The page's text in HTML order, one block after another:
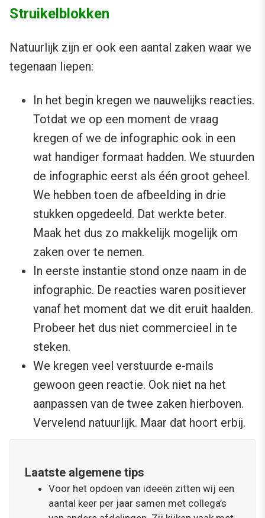
Struikelblokken
Natuurlijk zijn er ook een aantal zaken waar we
tegenaan liepen:
In het begin kregen we nauwelijks reacties.
Totdat we op een moment de vraag
kregen of we de infographic ook in een
wat handiger formaat hadden. We stuurden
de infographic eerst als één groot geheel.
We hebben toen de afbeelding in drie
stukken opgedeeld. Dat werkte beter.
Maak het dus zo makkelijk mogelijk om
zaken over te nemen.
In eerste instantie stond onze naam in de
infographic. De reacties waren positiever
vanaf het moment dat we dit eruit haalden.
Probeer het dus niet commercieel in te
steken.
We kregen veel verstuurde e-mails
gewoon geen reactie. Ook niet na het
aanpassen van de twee zaken hierboven.
Vervelend natuurlijk. Maar dat hoort erbij.
Laatste algemene tips
Voor het opdoen van ideeën zitten wij een
aantal keer per jaar samen met collega’s